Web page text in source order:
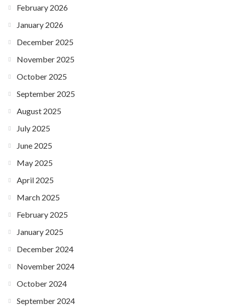
February 2026
January 2026
December 2025
November 2025
October 2025
September 2025
August 2025
July 2025
June 2025
May 2025
April 2025
March 2025
February 2025
January 2025
December 2024
November 2024
October 2024
September 2024